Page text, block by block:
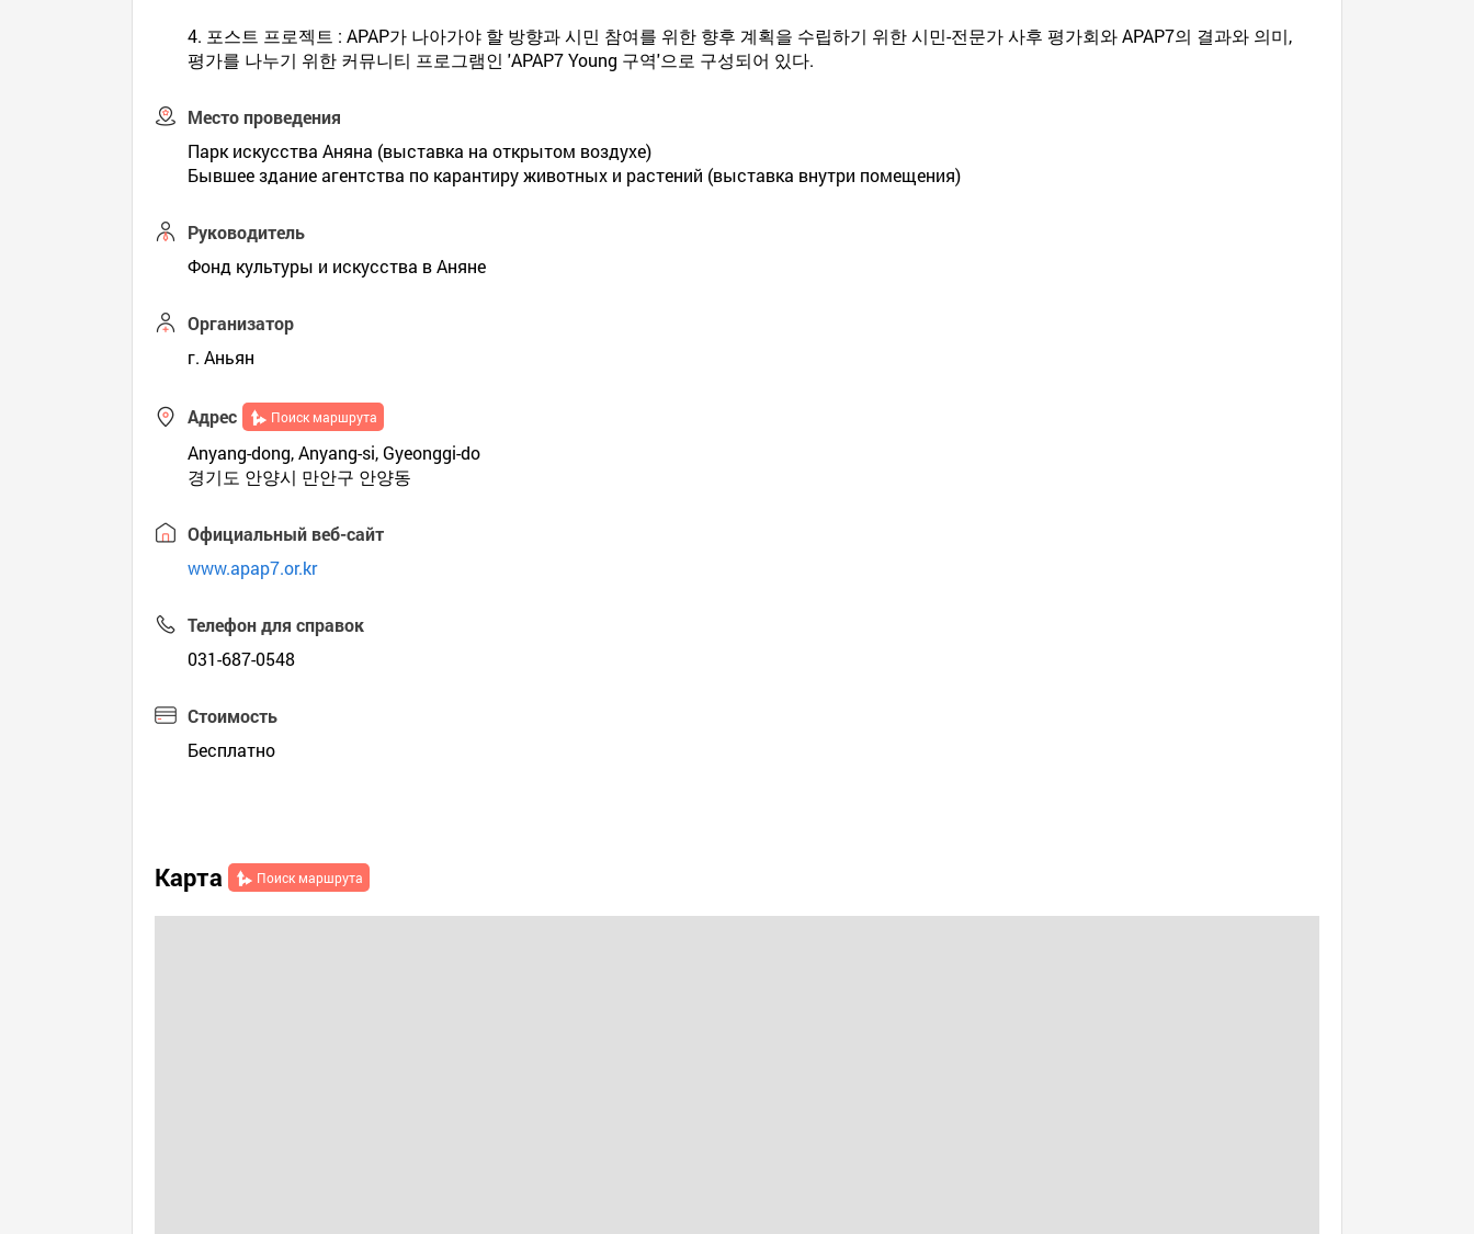
4. 포스트 프로젝트 : APAP가 나아가야 할 방향과 시민 참여를 위한 향후 계획을 수립하기 위한 시민-전문가 사후 평가회와 APAP7의 결과와 의미,
평가를 나누기 위한 커뮤니티 프로그램인 'APAP7 Young 구역'으로 구성되어 있다.
Место проведения
Парк искусства Аняна (выставка на открытом воздухе)
Бывшее здание агентства по карантиру животных и растений (выставка внутри помещения)
Руководитель
Фонд культуры и искусства в Аняне
Организатор
г. Аньян
Адрес Поиск маршрута
Anyang-dong, Anyang-si, Gyeonggi-do
경기도 안양시 만안구 안양동
Официальный веб-сайт
www.apap7.or.kr
Телефон для справок
031-687-0548
Стоимость
Бесплатно
Карта Поиск маршрута